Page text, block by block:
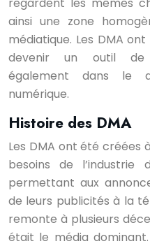
ainsi une zone
médiatique. Les DMA
devenir un outil de
également dans le
numérique.
Histoire des DMA
Les DMA ont été créées
besoins de l’industrie
permettant aux
de leurs publicités à la
remonte à plusieurs
était le média